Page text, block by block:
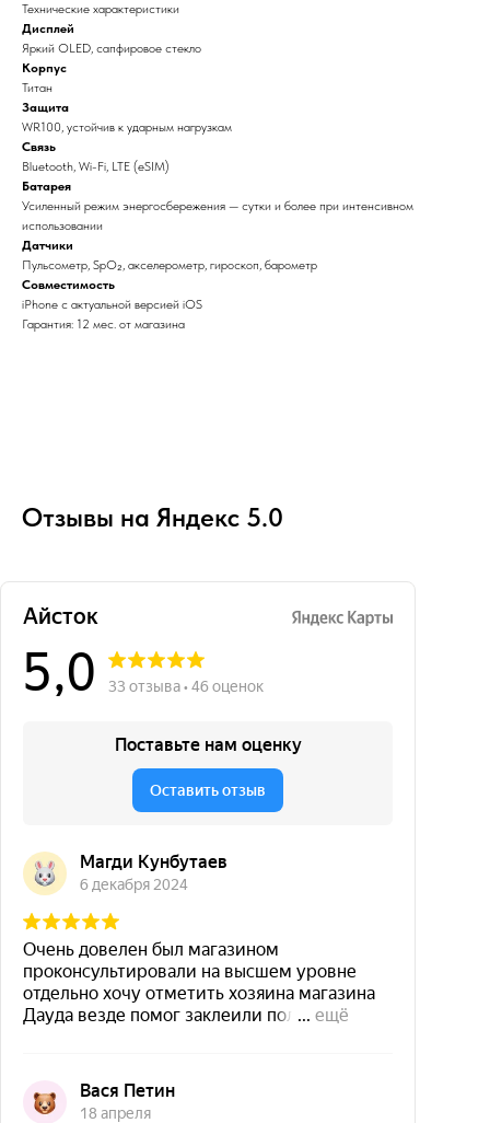
Технические характеристики
Дисплей
Яркий OLED, сапфировое стекло
Корпус
Титан
Защита
WR100, устойчив к ударным нагрузкам
Связь
Bluetooth, Wi-Fi, LTE (eSIM)
Батарея
Усиленный режим энергосбережения — сутки и более при интенсивном
использовании
Датчики
Пульсометр, SpO₂, акселерометр, гироскоп, барометр
Совместимость
iPhone с актуальной версией iOS
Гарантия: 12 мес. от магазина
Отзывы на Яндекс 5.0